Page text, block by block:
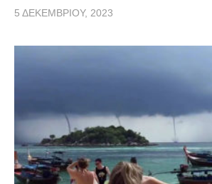
5 ΔΕΚΕΜΒΡΊΟΥ, 2023